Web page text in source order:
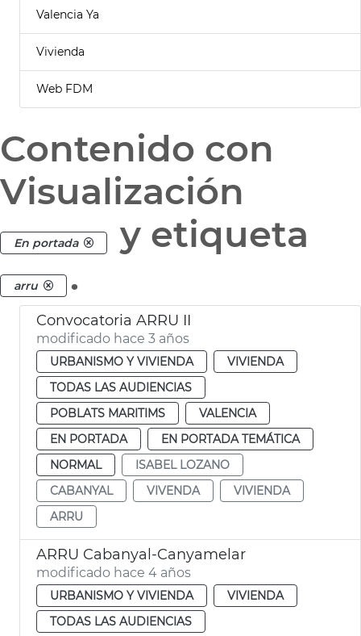
Valencia Ya
Vivienda
Web FDM
Contenido con
Visualización
En portada y etiqueta
arru .
Convocatoria ARRU II
modificado hace 3 años
URBANISMO Y VIVIENDA
VIVIENDA
TODAS LAS AUDIENCIAS
POBLATS MARITIMS
VALENCIA
EN PORTADA
EN PORTADA TEMÁTICA
NORMAL
ISABEL LOZANO
CABANYAL
VIVENDA
VIVIENDA
ARRU
ARRU Cabanyal-Canyamelar
modificado hace 4 años
URBANISMO Y VIVIENDA
VIVIENDA
TODAS LAS AUDIENCIAS